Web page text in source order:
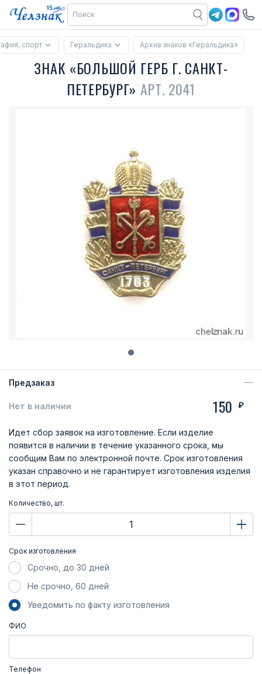
спорт Геральдика Архив знаков «Геральдика»
ЗНАК «БОЛЬШОЙ ГЕРБ Г. САНКТ-
ПЕТЕРБУРГ» АРТ. 2041
Предзаказ
Нет в наличии 150 ₽
Идет сбор заявок на изготовление. Если изделие
появится в наличии в течение указанного срока, мы
сообщим Вам по электронной почте. Срок изготовления
указан справочно и не гарантирует изготовления изделия
в этот период.
Количество, шт.
Срок изготовления
Срочно, до 30 дней
Не срочно, 60 дней
Уведомить по факту изготовления
ФИО
Телефон